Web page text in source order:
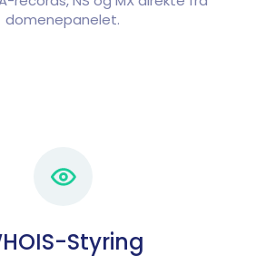
domenepanelet.
Styring